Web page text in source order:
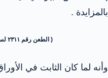
بالمزايدة .
( الطعن رقم ۲۳۱۱ لسنة ٦١ ق جلسة ١٩٩٦/٦/١١ )
وأنه لما كان الثابت في